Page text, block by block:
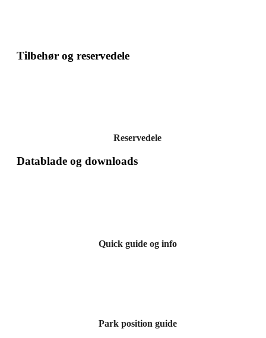
Tilbehør og reservedele
Reservedele
Datablade og downloads
Quick guide og info
Park position guide